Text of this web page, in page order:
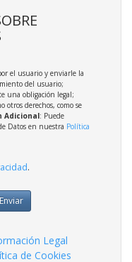
el usuario y enviarle la
del usuario;
una obligación legal;
otros derechos, como se
Adicional: Puede
Datos en nuestra Política
.
Enviar
Legal
de Cookies